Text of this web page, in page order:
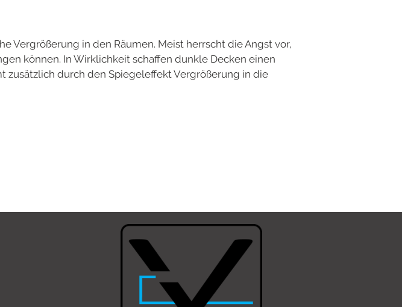
Vergrößerung in den Räumen. Meist herrscht die Angst vor,
können. In Wirklichkeit schaffen dunkle Decken einen
zusätzlich durch den Spiegeleffekt Vergrößerung in die